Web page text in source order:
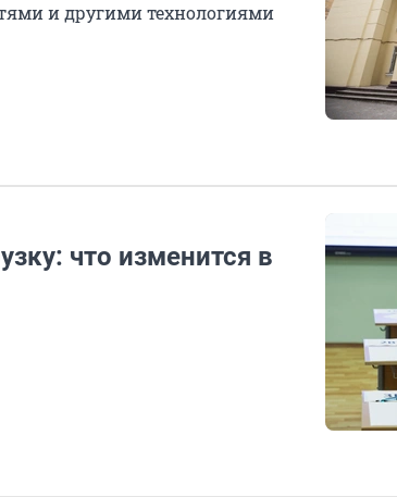
и другими технологиями
что изменится в